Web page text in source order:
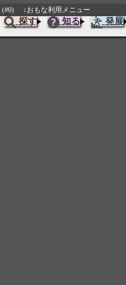
(#0) ↓おもな利用メニュー
探す 知る 発展